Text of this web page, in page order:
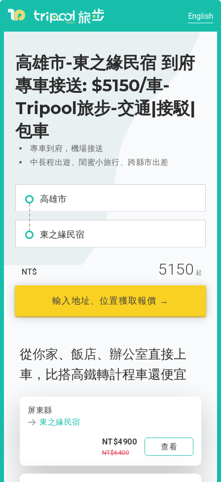
English
高雄市-東之緣民宿 到府
專車接送: $5150/車-
Tripool旅步-交通|接駁|
包車
專車到府，機場接送
中長程出遊、閨蜜小旅行、跨縣市出差
高雄市
東之緣民宿
NT$ 5150 起
輸入地址、位置獲取報價 →
從你家、 飯店、 辦公室直接上
車， 比搭高鐵轉計程車還便宜
屏東縣
東之緣民宿
NT$4900
NT$6400
查看